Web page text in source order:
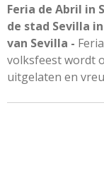
Feria de Abril in
de stad Sevilla
van Sevilla -
volksfeest wordt
uitgelaten en